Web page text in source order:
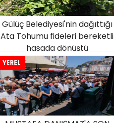
Gülüç Belediyesi'nin dağıttığı
Ata Tohumu fideleri bereketli
hasada dönüştü
YEREL